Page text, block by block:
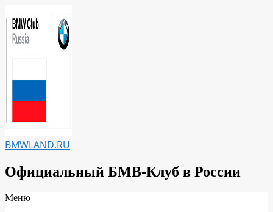
к
содержимому
BMWLAND.RU
Официальный БМВ-Клуб в России
Вторичное
Меню